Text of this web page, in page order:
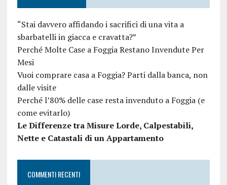
“Stai davvero affidando i sacrifici di una vita a
sbarbatelli in giacca e cravatta?”
Perché Molte Case a Foggia Restano Invendute Per
Mesi
Vuoi comprare casa a Foggia? Parti dalla banca, non
dalle visite
Perché l’80% delle case resta invenduto a Foggia (e
come evitarlo)
Le Differenze tra Misure Lorde, Calpestabili,
Nette e Catastali di un Appartamento
COMMENTI RECENTI